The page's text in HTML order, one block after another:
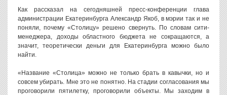
Как рассказал на сегодняшней пресс-конференции глава
администрации Екатеринбурга Александр Якоб, в мэрии так и не
поняли, почему «Столицу» решено свернуть. По словам сити-
менеджера, доходы областного бюджета не сокращаются, а
значит, теоретически деньги для Екатеринбурга можно было
найти.
«Название «Столица» можно не только брать в кавычки, но и
совсем убирать. Мне это не понятно. На стадии согласования мы
проговорили пятилетку, проговорили объекты. Мы заходим в